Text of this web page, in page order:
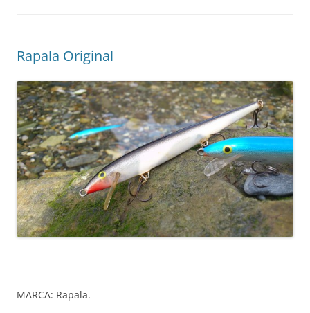
Rapala Original
MARCA: Rapala.